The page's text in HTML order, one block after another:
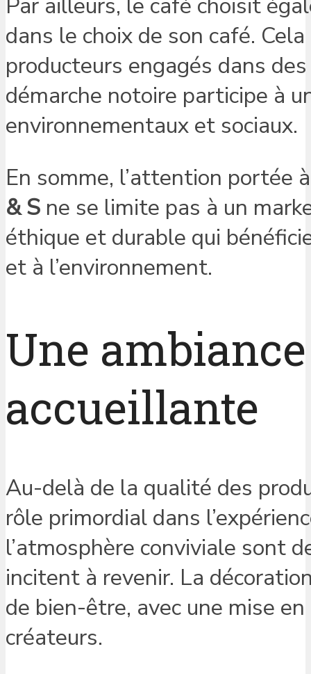
dans le choix de son café.
producteurs engagés dans
démarche notoire participe à
environnementaux et sociaux.
En somme, l’attention portée
& S ne se limite pas à un
éthique et durable qui
et à l’environnement.
Une
accueillante
Au-delà de la qualité des
rôle primordial dans
l’atmosphère conviviale sont
incitent à revenir. La
de bien-être, avec une mise
créateurs.